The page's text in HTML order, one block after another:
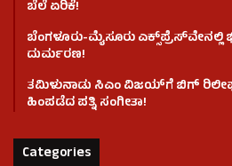
ಬೆಲೆ ಏರಿಕೆ!
ಬೆಂಗಳೂರು-ಮೈಸೂರು ಎಕ್ಸ್‌ಪ್ರೆಸ್‌ವೇನಲ್ಲಿ
ದುರ್ಮರಣ!
ತಮಿಳುನಾಡು ಸಿಎಂ ವಿಜಯ್‌ಗೆ ಬಿಗ್
ಹಿಂಪಡೆದ ಪತ್ನಿ ಸಂಗೀತಾ!
Categories